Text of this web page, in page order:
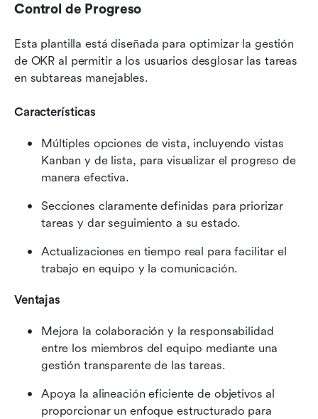
Control de Progreso
Esta plantilla está diseñada para optimizar la gestión
de OKR al permitir a los usuarios desglosar las tareas
en subtareas manejables.
Características
Múltiples opciones de vista, incluyendo vistas
Kanban y de lista, para visualizar el progreso de
manera efectiva.
Secciones claramente definidas para priorizar
tareas y dar seguimiento a su estado.
Actualizaciones en tiempo real para facilitar el
trabajo en equipo y la comunicación.
Ventajas
Mejora la colaboración y la responsabilidad
entre los miembros del equipo mediante una
gestión transparente de las tareas.
Apoya la alineación eficiente de objetivos al
proporcionar un enfoque estructurado para